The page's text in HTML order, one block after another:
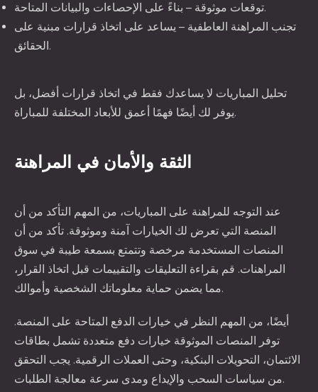
توقعات موثوقة – بناءً على الإحصاءات والبيانات المتاحة.
تجنب المراهنة العاطفية – يساعد على اتخاذ قرارات مبنية على
الحقائق.
تحليل المباريات لا يساعدك فقط في اتخاذ قرارات أفضل، بل
يوفر لك أيضًا فهمًا أعمق للأبعاد المختلفة للمباراة.
الثقة والأمان في المراهنة
عند التوجه للمراهنة على المباريات، من المهم التأكد من أن
المنصة التي تعرض لك الخيارات آمنة وموثوقة. تأكد من أن
المنصات المستخدمة مرخصة وتتمتع بسمعة طيبة في سوق
المراهنات. قم بقراءة التعليقات والتقييمات قبل اتخاذ القرار،
مما يضمن حماية معلوماتك الشخصية وأموالك.
أيضًا، من المهم النظر في خيارات الدفع المتاحة على المنصة.
توفر المنصات الموثوقة خيارات دفع متعددة تشمل بطاقات
الائتمان، التحويلات البنكية، وحتى العملات الرقمية. يجب التحقق
من سياسات السحب والإيداع ومدى سرعة معالجة الطلبات.